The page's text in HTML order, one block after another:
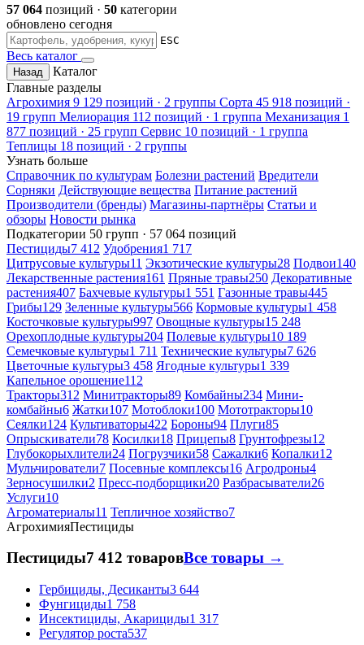
57 064 позиций · 50 категории
обновлено сегодня
ESC
Весь каталог
Назад
Каталог
Главные разделы
Агрохимия 9 129 позиций · 2 группы Сорта 45 918 позиций ·
19 групп Мелиорация 112 позиций · 1 группа Механизация 1
877 позиций · 25 групп Сервис 10 позиций · 1 группа
Теплицы 18 позиций · 2 группы
Узнать больше
Справочник по культурам Болезни растений Вредители
Сорняки Действующие вещества Питание растений
Производители (бренды) Магазины-партнёры Статьи и
обзоры Новости рынка
Подкатегории 50 групп · 57 064 позиций
Пестициды7 412 Удобрения1 717
Цитрусовые культуры11 Экзотические культуры28 Подвои140
Лекарственные растения161 Пряные травы250 Декоративные
растения407 Бахчевые культуры1 551 Газонные травы445
Грибы129 Зеленные культуры566 Кормовые культуры1 458
Косточковые культуры997 Овощные культуры15 248
Орехоплодные культуры204 Полевые культуры10 189
Семечковые культуры1 711 Технические культуры7 626
Цветочные культуры3 458 Ягодные культуры1 339
Капельное орошение112
Тракторы312 Минитракторы89 Комбайны234 Мини-
комбайны6 Жатки107 Мотоблоки100 Мототракторы10
Сеялки124 Культиваторы422 Бороны94 Плуги85
Опрыскиватели78 Косилки18 Прицепы8 Грунтофрезы12
Глубокорыхлители24 Погрузчики58 Сажалки6 Копалки12
Мульчирователи7 Посевные комплексы16 Агродроны4
Зерносушилки2 Пресс-подборщики20 Разбрасыватели26
Услуги10
Агроматериалы11 Тепличное хозяйство7
АгрохимияПестициды
Пестициды7 412 товаровВсе товары →
Гербициды, Десиканты3 644
Фунгициды1 758
Инсектициды, Акарициды1 317
Регулятор роста537